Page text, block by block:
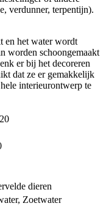
verdunner, terpentijn).
en het water wordt
worden schoongemaakt
er bij het decoreren
dat ze er gemakkelijk
interieurontwerp te
dieren
Zoetwater